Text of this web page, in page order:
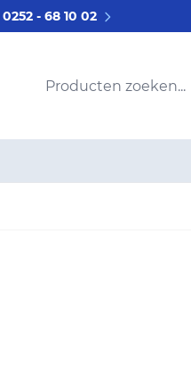
0252 - 68 10 02
Producten zoeken...